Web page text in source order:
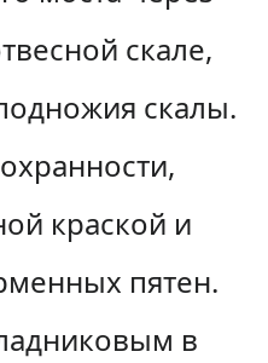
скале,
скалы.
краской и
пятен.
в